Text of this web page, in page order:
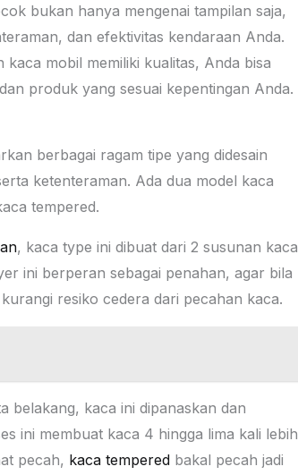
bukan hanya mengenai tampilan saja,
dan efektivitas kendaraan Anda.
mobil memiliki kualitas, Anda bisa
produk yang sesuai kepentingan Anda.
berbagai ragam tipe yang didesain
ketenteraman. Ada dua model kaca
tempered.
, kaca type ini dibuat dari 2 susunan kaca
ini berperan sebagai penahan, agar bila
resiko cedera dari pecahan kaca.
belakang, kaca ini dipanaskan dan
ini membuat kaca 4 hingga lima kali lebih
pecah, kaca tempered bakal pecah jadi